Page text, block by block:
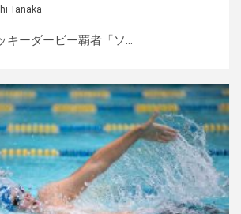
Tanaka
キーダービー覇者「ソ...